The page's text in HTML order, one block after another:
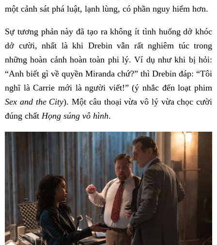
một cảnh sát phá luật, lạnh lùng, có phần nguy hiểm hơn.
Sự tương phản này đã tạo ra không ít tình huống dở khóc
dở cười, nhất là khi Drebin vẫn rất nghiêm túc trong
những hoàn cảnh hoàn toàn phi lý. Ví dụ như khi bị hỏi:
“Anh biết gì về quyền Miranda chứ?” thì Drebin đáp: “Tôi
nghĩ là Carrie mới là người viết!” (ý nhắc đến loạt phim
Sex and the City). Một câu thoại vừa vô lý vừa chọc cười
đúng chất Họng súng vô hình.